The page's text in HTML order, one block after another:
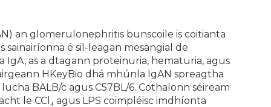
an glomerulonephritis bunscoile is coitianta
sainairíonna é sil-leagan mesangial de
IgA, as a dtagann proteinuria, hematuria, agus
HKeyBio dhá mhúnla IgAN spreagtha
BALB/c agus C57BL/6. Cothaíonn séiream
le CCl₄ agus LPS coimpléisc imdhíonta